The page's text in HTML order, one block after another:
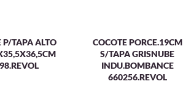
P/TAPA ALTO
COCOTE PORCE.19CM
S/TAPA GRISNUBE
INDU.BOMBANCE
660256.REVOL